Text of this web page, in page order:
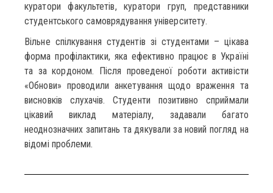
куратори факультетів, куратори груп, представники
студентського самоврядування університету.
Вільне спілкування студентів зі студентами – цікава
форма профілактики, яка ефективно працює в Україні
та за кордоном. Після проведеної роботи активісти
«Обнови» проводили анкетування щодо враження та
висновків слухачів. Студенти позитивно сприймали
цікавий виклад матеріалу, задавали багато
неоднозначних запитань та дякували за новий погляд на
відомі проблеми.